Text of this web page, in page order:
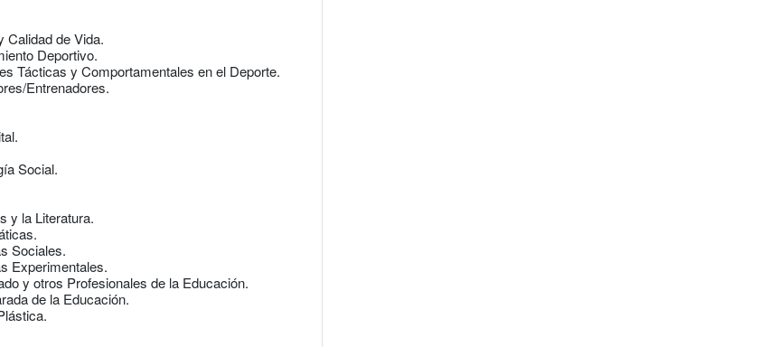
Calidad de Vida.
Deportivo.
Tácticas y Comportamentales en el Deporte.
Entrenadores.
Social.
y la Literatura.
Sociales.
Experimentales.
y otros Profesionales de la Educación.
de la Educación.